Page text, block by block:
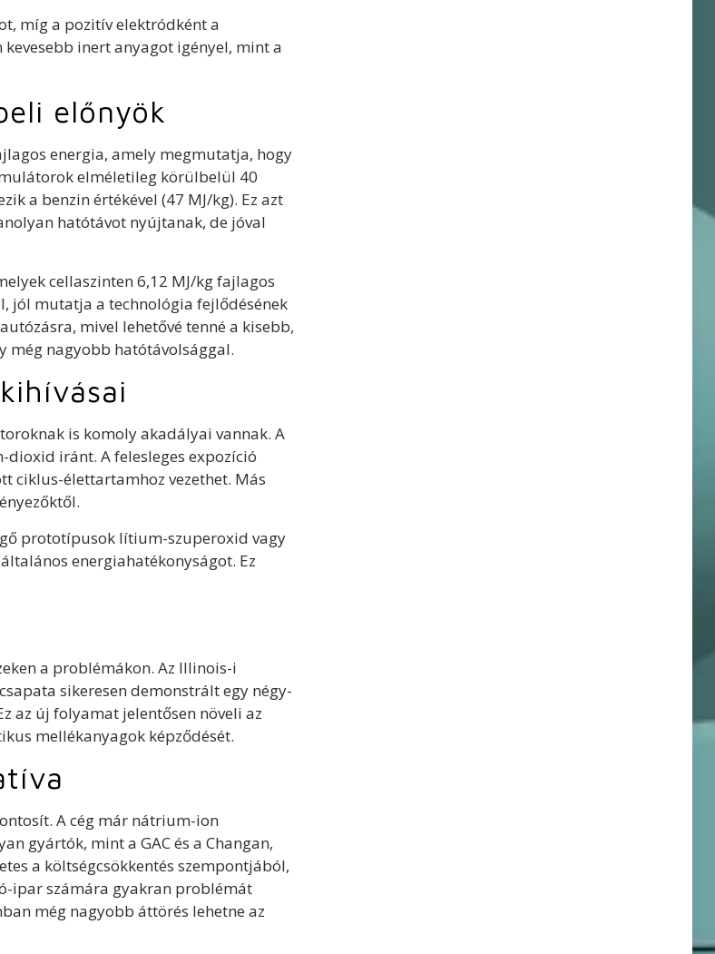
míg a pozitív elektródként a
inert anyagot igényel, mint a
előnyök
energia, amely megmutatja, hogy
elméletileg körülbelül 40
a benzin értékével (47 MJ/kg). Ez azt
hatótávot nyújtanak, de jóval
cellaszinten 6,12 MJ/kg fajlagos
jól mutatja a technológia fejlődésének
mivel lehetővé tenné a kisebb,
még nagyobb hatótávolsággal.
is komoly akadályai vannak. A
dioxid iránt. A felesleges expozíció
ciklus-élettartamhoz vezethet. Más
prototípusok lítium-szuperoxid vagy
energiahatékonyságot. Ez
a problémákon. Az Illinois-i
sikeresen demonstrált egy négy-
az új folyamat jelentősen növeli az
mellékanyagok képződését.
A cég már nátrium-ion
gyártók, mint a GAC és a Changan,
a költségcsökkentés szempontjából,
ipar számára gyakran problémát
még nagyobb áttörés lehetne az